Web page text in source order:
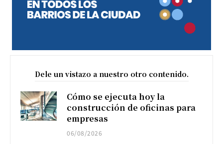
Dele un vistazo a nuestro otro contenido.
Cómo se ejecuta hoy la
construcción de oficinas para
empresas
06/08/2026